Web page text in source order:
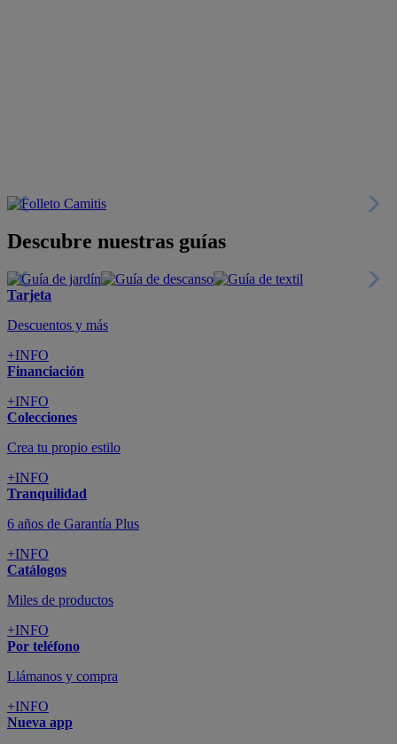
Descubre nuestras guías
Tarjeta
Descuentos y más
+INFO
Financiación
+INFO
Colecciones
Crea tu propio estilo
+INFO
Tranquilidad
6 años de Garantía Plus
+INFO
Catálogos
Miles de productos
+INFO
Por teléfono
Llámanos y compra
+INFO
Nueva app